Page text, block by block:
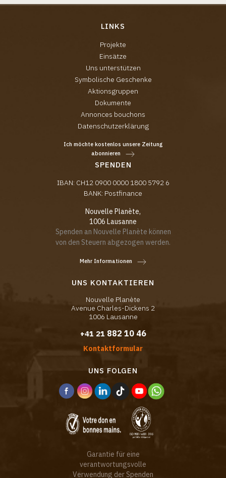
LINKS
Projekte
Einsätze
Uns unterstützen
Symbolische Geschenke
Aktionsgruppen
Dokumente
Annonces bouchons
Datenschutzerklärung
Ich möchte kostenlos unsere Zeitung
abonnieren
SPENDEN
IBAN: CH12 0900 0000 1800 5792 6
BANK: Postfinance
Nouvelle Planète,
1006 Lausanne
Spenden an Nouvelle Planète können
von den Steuern abgezogen werden.
Mehr Informationen
UNS KONTAKTIEREN
Nouvelle Planète
Avenue Charles-Dickens 2
1006 Lausanne
+41 21 882 10 46
Kontaktformular
UNS FOLGEN
Garantie für eine
verantwortungsvolle
Verwendung der Spenden